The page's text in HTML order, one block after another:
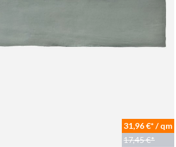
31,96 €* / qm
17,45 €*